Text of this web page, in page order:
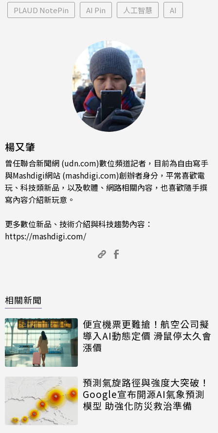
PLAUD NotePin AI Pin 人工智慧 AI
楊又肇
曾任聯合新聞網 (udn.com)數位頻道記者，目前為自由寫手
與Mashdigi網站 (mashdigi.com)創辦者身分，平常喜歡電
玩、科技類新品，以及軟體、網路相關內容，也喜歡隨手撰
寫內容介紹新玩意。
更多數位新品、技術介紹與科技趨勢內容：
https://mashdigi.com/
相關新聞
便宜機票更難搶！航空公司擬
導入AI動態定價 滑鼠停太久會
漲價
預測氣旋路徑與強度大突破！
Google宣布開源AI氣象預測
模型 助強化防災救治準備